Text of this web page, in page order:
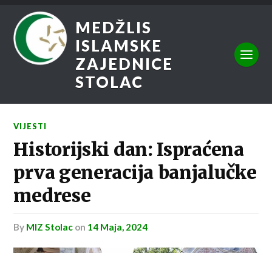
MEDŽLIS
ISLAMSKE
ZAJEDNICE
STOLAC
VIJESTI
Historijski dan: Ispraćena
prva generacija banjalučke
medrese
by MIZ Stolac on 14 Maja, 2024